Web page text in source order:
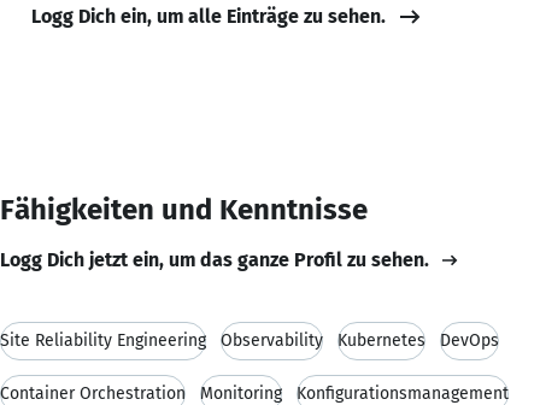
Logg Dich ein, um alle Einträge zu sehen.
Fähigkeiten und Kenntnisse
Logg Dich jetzt ein, um das ganze Profil zu sehen.
Site Reliability Engineering Observability Kubernetes DevOps
Container Orchestration Monitoring Konfigurationsmanagement